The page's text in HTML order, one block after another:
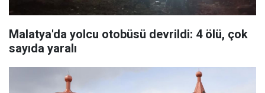
Malatya'da yolcu otobüsü devrildi: 4 ölü, çok
sayıda yaralı